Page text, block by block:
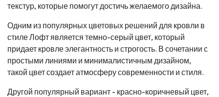
текстур, которые помогут достичь желаемого дизайна.
Одним из популярных цветовых решений для кровли в
стиле Лофт является темно-серый цвет, который
придает кровле элегантность и строгость. В сочетании с
простыми линиями и минималистичным дизайном,
такой цвет создает атмосферу современности и стиля.
Другой популярный вариант - красно-коричневый цвет,